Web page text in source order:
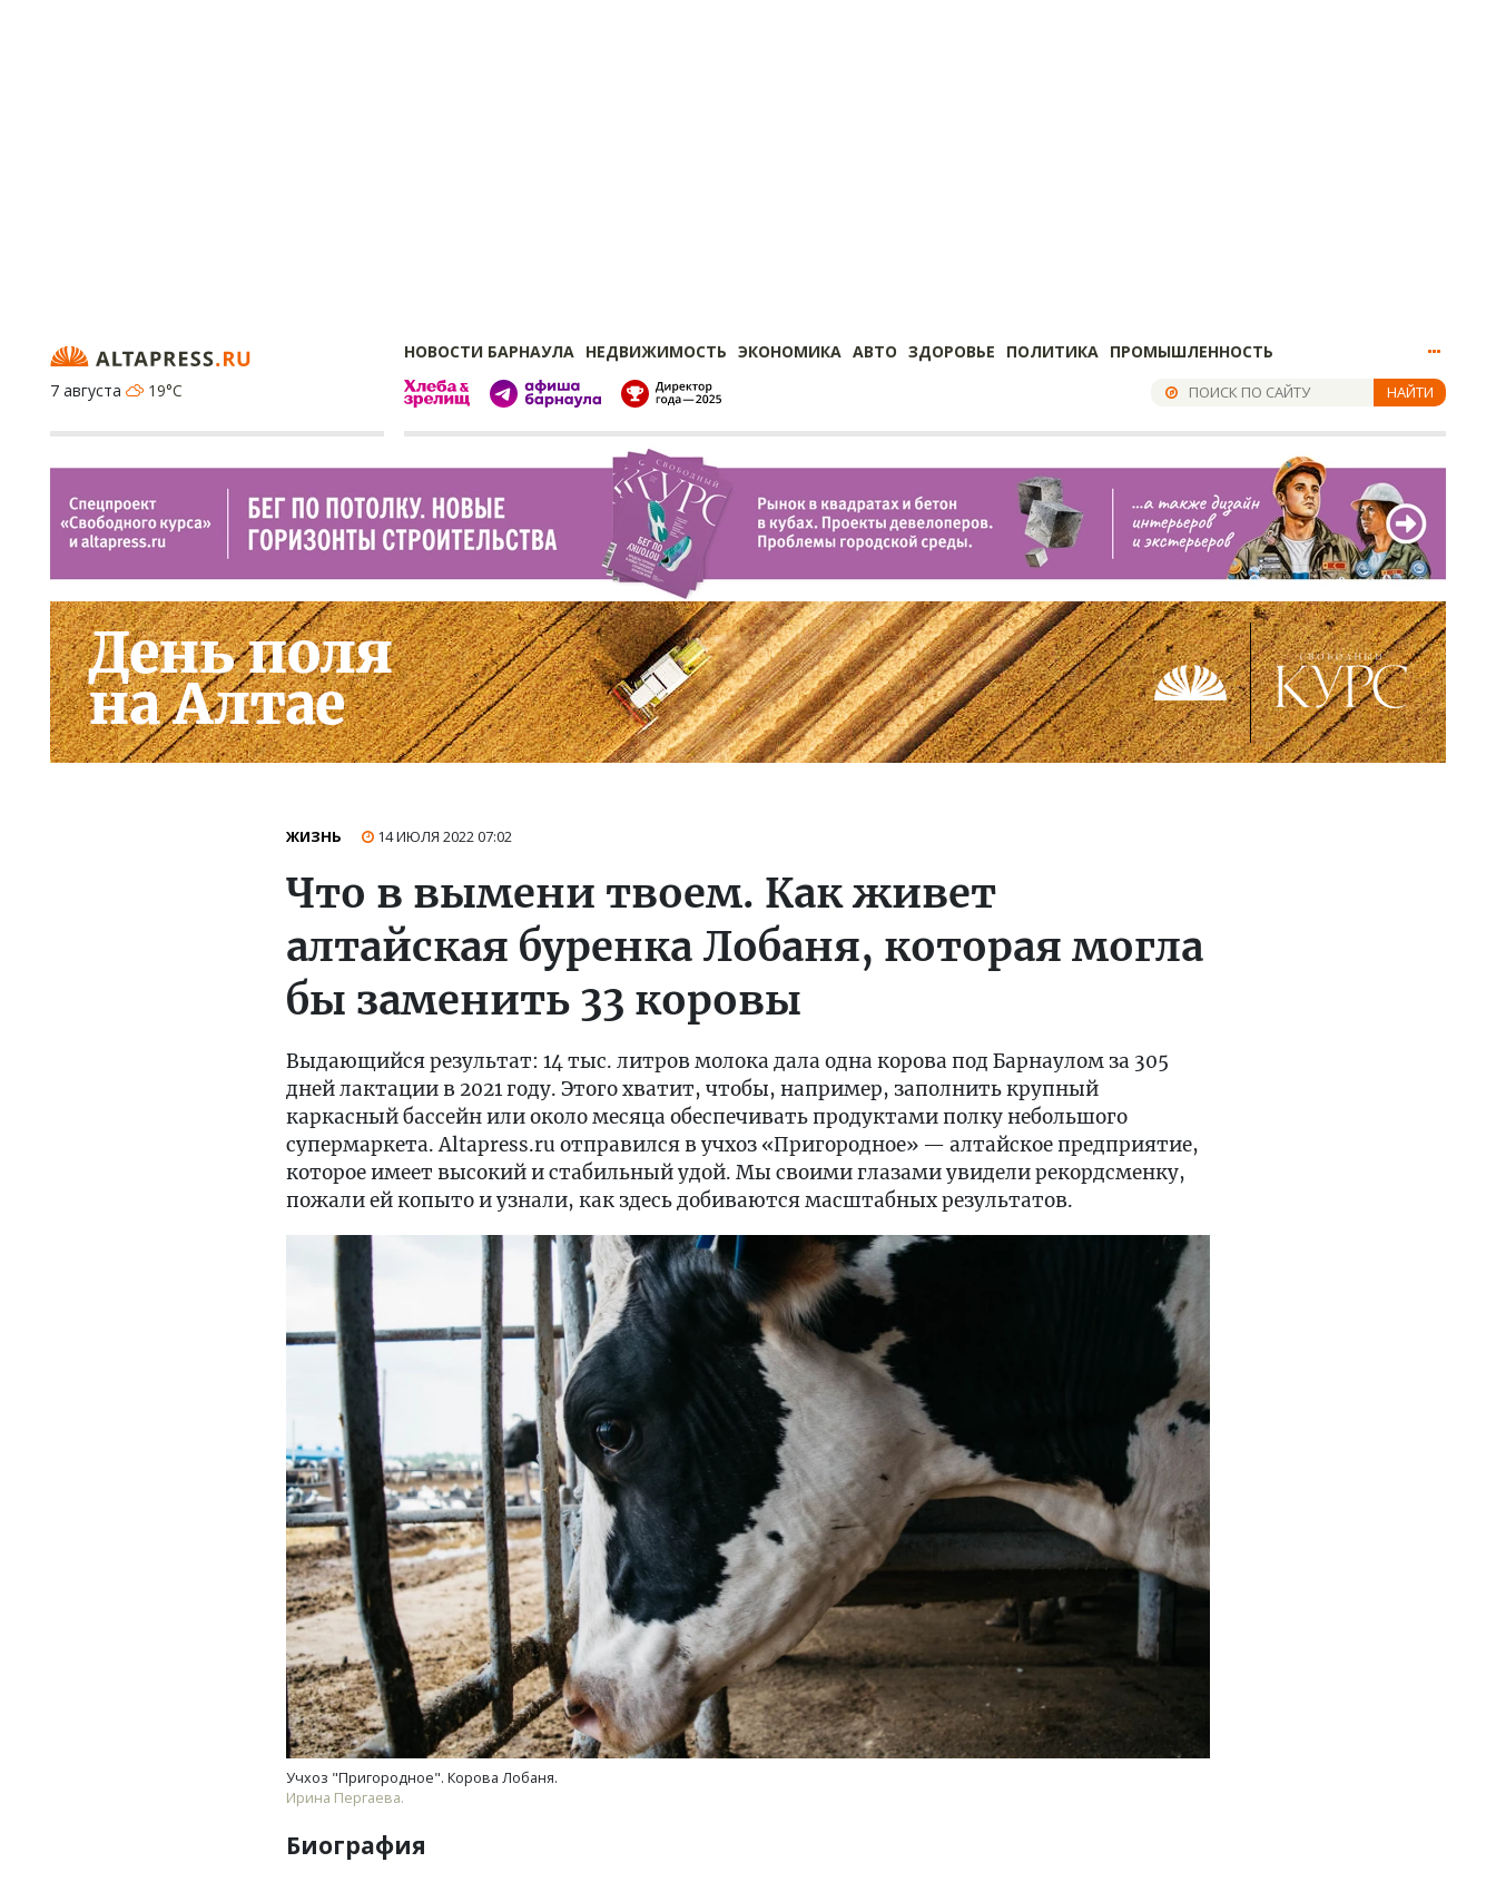
НОВОСТИ БАРНАУЛА НЕДВИЖИМОСТЬ ЭКОНОМИКА АВТО ЗДОРОВЬЕ ПОЛИТИКА ПРОМЫШЛЕННОСТЬ
7 августа
19°C НАЙТИ
ЖИЗНЬ 14 ИЮЛЯ 202207:02
Что в вымени твоем. Как живет
алтайская буренка Лобаня, которая могла
бы заменить 33 коровы
Выдающийся результат: 14 тыс. литров молока дала одна корова под Барнаулом за 305
дней лактации в 2021 году. Этого хватит, чтобы, например, заполнить крупный
каркасный бассейн или около месяца обеспечивать продуктами полку небольшого
супермаркета. Altapress.ru отправился в учхоз «Пригородное» — алтайское предприятие,
которое имеет высокий и стабильный удой. Мы своими глазами увидели рекордсменку,
пожали ей копыто и узнали, как здесь добиваются масштабных результатов.
Учхоз "Пригородное". Корова Лобаня.
Ирина Пергаева.
Биография